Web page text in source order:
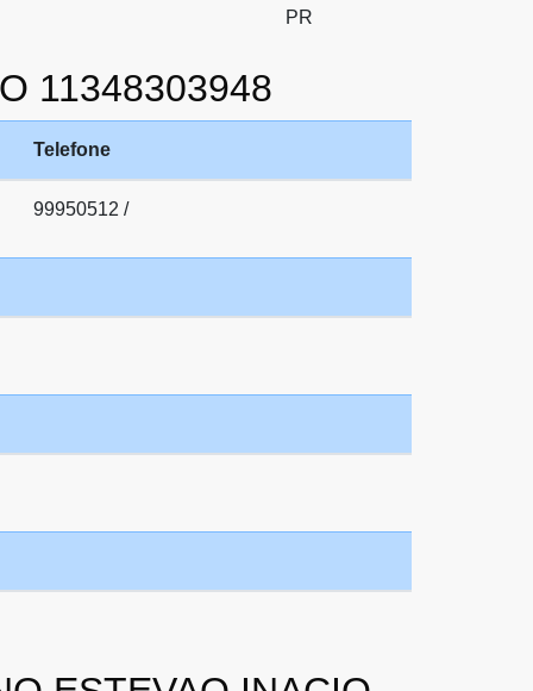
PR
11348303948
Telefone
99950512 /